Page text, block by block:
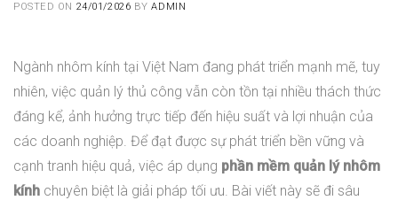
POSTED ON 24/01/2026 BYADMIN
Ngành nhôm kính tại Việt Nam đang phát triển mạnh mẽ, tuy
nhiên, việc quản lý thủ công vẫn còn tồn tại nhiều thách thức
đáng kể, ảnh hưởng trực tiếp đến hiệu suất và lợi nhuận của
các doanh nghiệp. Để đạt được sự phát triển bền vững và
cạnh tranh hiệu quả, việc áp dụng phần mềm quản lý nhôm
kính chuyên biệt là giải pháp tối ưu. Bài viết này sẽ đi sâu